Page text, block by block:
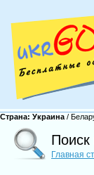
Страна: Украина /
Главная